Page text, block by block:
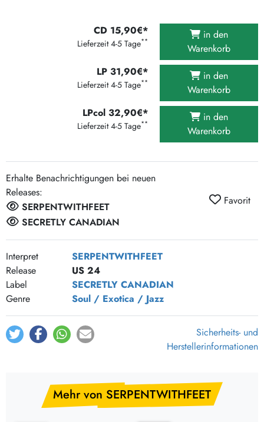
CD 15,90€*
Lieferzeit 4-5 Tage**
in den
Warenkorb
LP 31,90€*
Lieferzeit 4-5 Tage**
in den
Warenkorb
LPcol 32,90€*
Lieferzeit 4-5 Tage**
in den
Warenkorb
Erhalte Benachrichtigungen bei neuen
Releases:
SERPENTWITHFEET
SECRETLY CANADIAN
Favorit
Interpret
SERPENTWITHFEET
Release
US 24
Label
SECRETLY CANADIAN
Genre
Soul / Exotica / Jazz
Sicherheits- und
Herstellerinformationen
Mehr von SERPENTWITHFEET